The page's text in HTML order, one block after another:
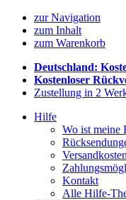
zur Navigation
zum Inhalt
zum Warenkorb
Deutschland:
Kostenloser
Zustellung in 2
Hilfe
Wo ist meine
Versandkosten
Kontakt
Alle Hilfe-